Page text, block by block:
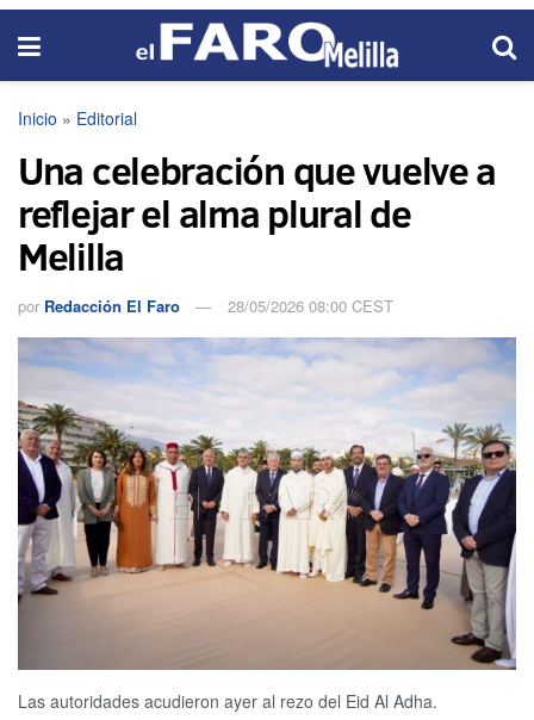
Inicio » Editorial
Una celebración que vuelve a
reflejar el alma plural de
Melilla
por Redacción El Faro 28/05/2026 08:00 CEST
Las autoridades acudieron ayer al rezo del Eid Al Adha.